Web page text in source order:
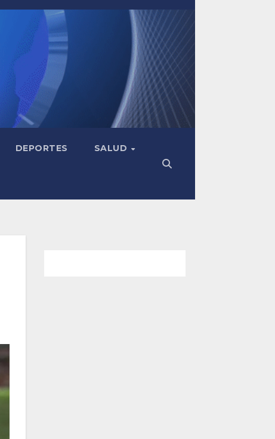
DEPORTES SALUD